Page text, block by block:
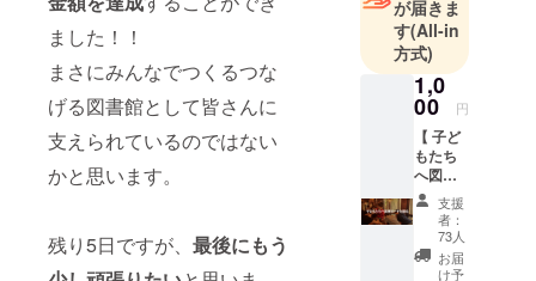
ました！！
まさにみんなでつくるつな
げる図書館として皆さんに
支えられているのではない
かと思います。
残り5日ですが、 最後にもう
が届きま
す(All-in
方式)
1,0
00 円
【 子ど
もたち
へ図書
カード
をおく
る 】 あ
なたの
支援に
支援
者：
73人
お届
け予